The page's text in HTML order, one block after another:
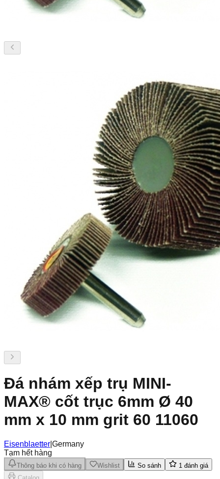
Đá nhám xếp trụ MINI-
MAX® cốt trục 6mm Ø 40
mm x 10 mm grit 60 11060
Eisenblaetter Germany
Tạm hết hàng
Thông báo khi có hàng Wishlist So sánh 1 đánh giá